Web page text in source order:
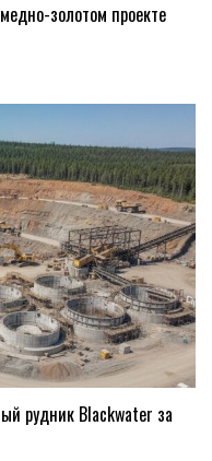
золотом проекте
рудник Blackwater за